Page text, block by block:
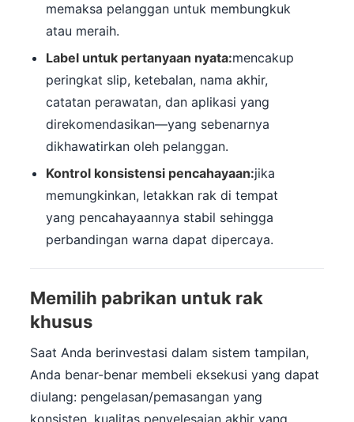
memaksa pelanggan untuk membungkuk
atau meraih.
Label untuk pertanyaan nyata:mencakup
peringkat slip, ketebalan, nama akhir,
catatan perawatan, dan aplikasi yang
direkomendasikan—yang sebenarnya
dikhawatirkan oleh pelanggan.
Kontrol konsistensi pencahayaan:jika
memungkinkan, letakkan rak di tempat
yang pencahayaannya stabil sehingga
perbandingan warna dapat dipercaya.
Memilih pabrikan untuk rak
khusus
Saat Anda berinvestasi dalam sistem tampilan,
Anda benar-benar membeli eksekusi yang dapat
diulang: pengelasan/pemasangan yang